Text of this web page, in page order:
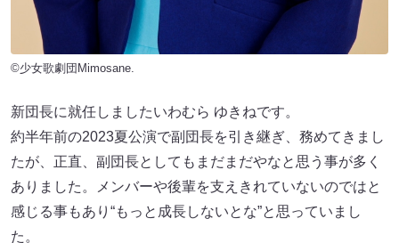
©少女歌劇団Mimosane.
新団長に就任しましたいわむら ゆきねです。
約半年前の2023夏公演で副団長を引き継ぎ、務めてきまし
たが、正直、副団長としてもまだまだやなと思う事が多く
ありました。メンバーや後輩を支えきれていないのではと
感じる事もあり“もっと成長しないとな”と思っていまし
た。